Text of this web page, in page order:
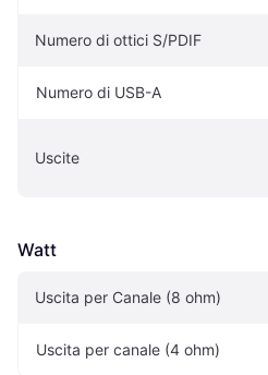
Numero di ottici S/PDIF
Numero di USB-A
Uscite
Watt
Uscita per Canale (8 ohm)
Uscita per canale (4 ohm)